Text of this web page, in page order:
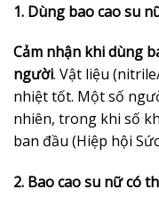
1. Dùng bao cao su
Cảm nhận khi dùng
người. Vật liệu
nhiệt tốt. Một số
nhiên, trong khi số
ban đầu (Hiệp hội
2. Bao cao su nữ có